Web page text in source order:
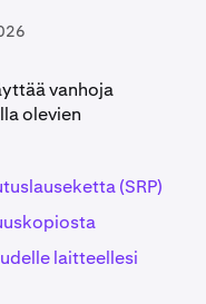
vanhoja
olevien
(SRP)
laitteellesi